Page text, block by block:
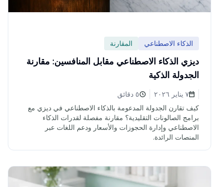
الذكاء الاصطناعي المقارنة
ديزي الذكاء الاصطناعي مقابل المنافسين: مقارنة
الجدولة الذكية
٧ يناير ٢٠٢٦
٥ دقائق
كيف تقارن الجدولة المدعومة بالذكاء الاصطناعي في ديزي مع
برامج الصالونات التقليدية؟ مقارنة مفصلة لقدرات الذكاء
الاصطناعي وإدارة الحجوزات والأسعار ودعم اللغات عبر
المنصات الرائدة.